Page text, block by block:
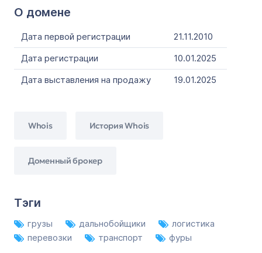
О домене
Дата первой регистрации
21.11.2010
Дата регистрации
10.01.2025
Дата выставления на продажу
19.01.2025
Whois История Whois
Доменный брокер
Тэги
грузы дальнобойщики
логистика
перевозки
транспорт фуры